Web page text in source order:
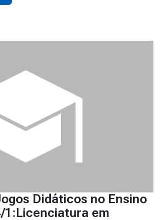
Didáticos no Ensino
1:Licenciatura em